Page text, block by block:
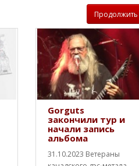
Продолжить
Gorguts
закончили тур и
начали запись
альбома
31.10.2023 Ветераны